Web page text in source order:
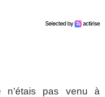
pas venu à